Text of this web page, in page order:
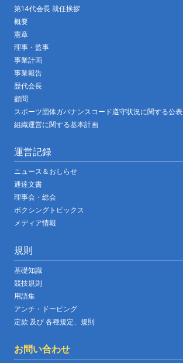
第14代会長 就任挨拶
概要
憲章
理事・監事
事業計画
事業報告
歴代会長
顧問
スポーツ団体ガバナンスコード遵守状況に関する公表
組織運営に関する基本計画
運営記録
ニュース＆おしらせ
通達文書
理事会・総会
ボクシングトピックス
メディア情報
規則
基礎知識
競技規則
用語集
アンチ・ドーピング
定款 及び 各種規定、規則
お問い合わせ